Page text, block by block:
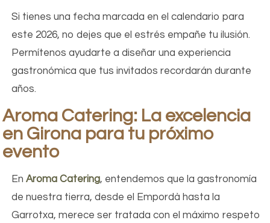
Si tienes una fecha marcada en el calendario para
este 2026, no dejes que el estrés empañe tu ilusión.
Permítenos ayudarte a diseñar una experiencia
gastronómica que tus invitados recordarán durante
años.
Aroma Catering: La excelencia
en Girona para tu próximo
evento
EnAroma Catering, entendemos que la gastronomía
de nuestra tierra, desde el Empordà hasta la
Garrotxa, merece ser tratada con el máximo respeto